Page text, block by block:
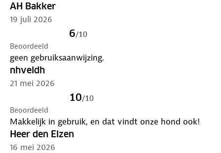
eenvoudig schoon te maken met een vochtige doek,
stofzuiger of tuinslang. Let op: niet in de droger,
maar laten drogen op een wasrek of in de zon voor
behoud van kwaliteit.
Makkelijk te bevestigen en flexibel in gebruik
De verstelbare kliksluitingen maken het monteren
en demonteren van deze hondendeken eenvoudig
en snel. De ritsbare zijkanten beschermen de
portieren tegen krassen en maken het instappen
voor je hond extra gemakkelijk. Indien nodig, kun je
de deken deels opvouwen om ruimte te maken
voor passagiers.
AH Bakker
19 juli 2026
6/10
Beoordeeld
geen gebruiksaanwijzing.
nhveldh
21 mei 2026
10/10
Beoordeeld
Makkelijk in gebruik, en dat vindt onze hond ook!
Heer den Elzen
16 mei 2026